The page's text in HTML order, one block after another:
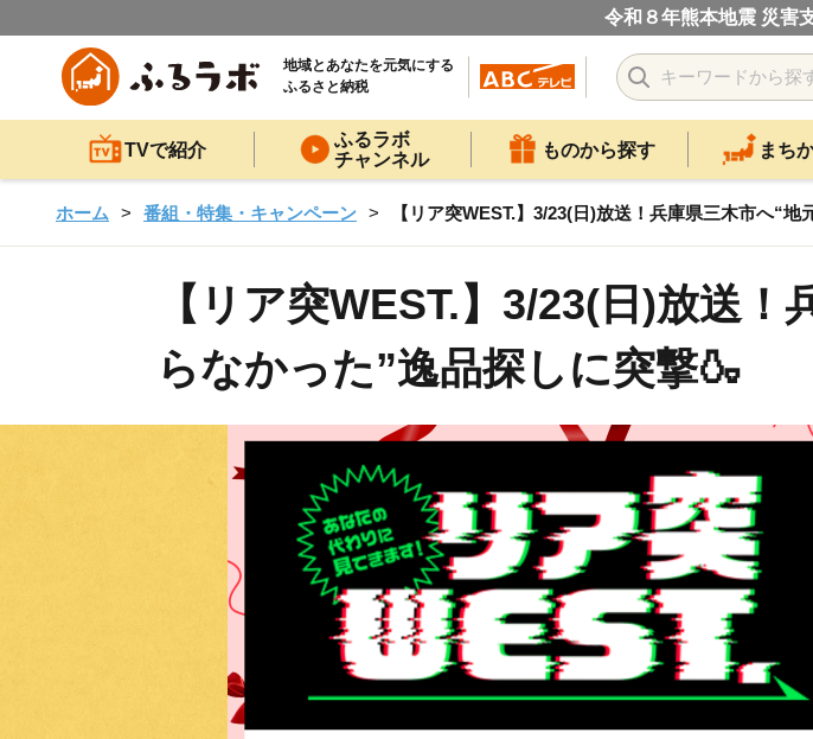
令和８年熊本地震 災害
地域とあなたを元気にする
ふるさと納税
TVで紹介
ふるラボ
チャンネル
ものから探す まち
ホーム 番組・特集・キャンペーン 【リア突WEST.】3/23(日)放送！兵庫県三木市へ“
【リア突WEST.】3/23(日)放送
らなかった”逸品探しに突撃🍶